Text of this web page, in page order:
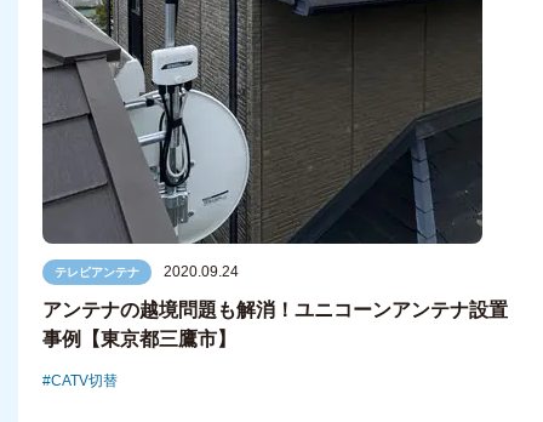
テレビアンテナ 2020.09.24
アンテナの越境問題も解消！ユニコーンアンテナ設置
事例【東京都三鷹市】
CATV切替